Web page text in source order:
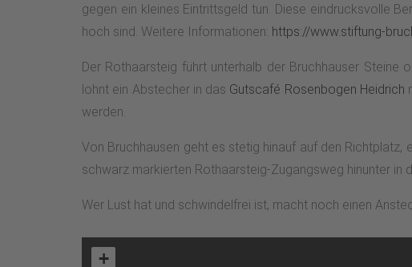
gegen ein kleines Eintrittsgeld tun. Diese eindrucksvolle
hoch sind. Weitere Informationen: https://www.stiftung-
Der Rothaarsteig führt unterhalb der Bruchhauser
lohnt ein Abstecher in das Gutscafé Rosenbogen Heidrich
werden.
Von Bruchhausen geht es stetig hinauf auf den Richtplatz,
schwarz markierten Rothaarsteig-Zugangsweg hinunter in
Wer Lust hat und schwindelfrei ist, macht noch einen
+